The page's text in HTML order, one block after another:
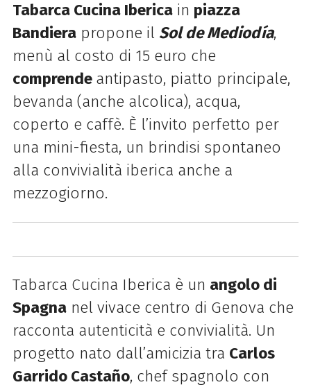
Tabarca Cucina Ibericain piazza
Bandierapropone il Sol de Mediodía,
menù al costo di 15 euro che
comprende antipasto, piatto principale,
bevanda (anche alcolica), acqua,
coperto e caffè. È l’invito perfetto per
una mini-fiesta, un brindisi spontaneo
alla convivialità iberica anche a
mezzogiorno.
Tabarca Cucina Iberica è un angolo di
Spagnanel vivace centro di Genova che
racconta autenticità e convivialità. Un
progetto nato dall’amicizia tra Carlos
Garrido Castaño, chef spagnolo con